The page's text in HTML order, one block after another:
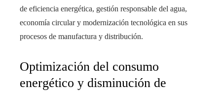
de eficiencia energética, gestión responsable del agua,
economía circular y modernización tecnológica en sus
procesos de manufactura y distribución.
Optimización del consumo
energético y disminución de